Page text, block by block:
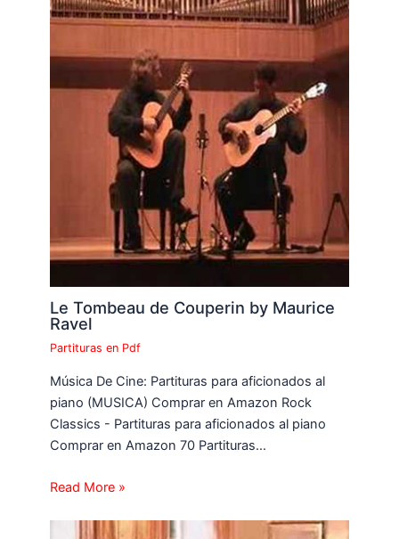
Le Tombeau de Couperin by Maurice
Ravel
Partituras en Pdf
Música De Cine: Partituras para aficionados al
piano (MUSICA) Comprar en Amazon Rock
Classics - Partituras para aficionados al piano
Comprar en Amazon 70 Partituras…
Read More »